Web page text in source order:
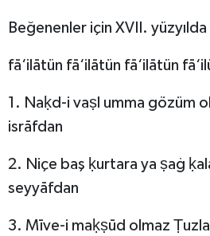
Beğenenler için XVII.
fā‘ilātün fā‘ilātün fā‘ilātün
1. Naḳd-i vaṣl umma gözüm
isrāfdan
2. Niçe baş ḳurtara ya ṣaġ
seyyāfdan
3. Mīve-i maḳṣūd olmaz